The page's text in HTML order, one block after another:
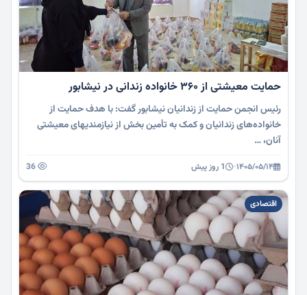
حمایت معیشتی از ۳۶۰ خانواده زندانی در نیشابور
رئیس انجمن حمایت از زندانیان نیشابور گفت: با هدف حمایت از
خانواده‌های زندانیان و کمک به تأمین بخش از نیازمندیهای معیشتی
آنان، …
۱۴۰۵/۰۵/۱۴· 1 روز پیش
اقتصادی